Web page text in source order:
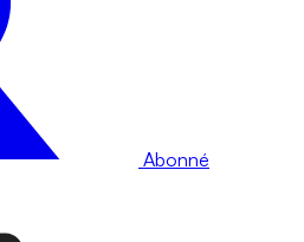
Abonné